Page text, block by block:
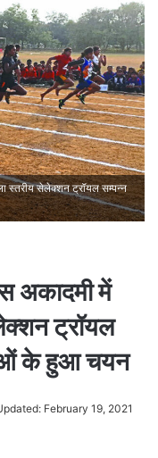
स्तरीय सेलेक्शन ट्रॉयल सम्पन्न
अकादमी में
ट्रॉयल
के हुआ चयन
February 19, 2021